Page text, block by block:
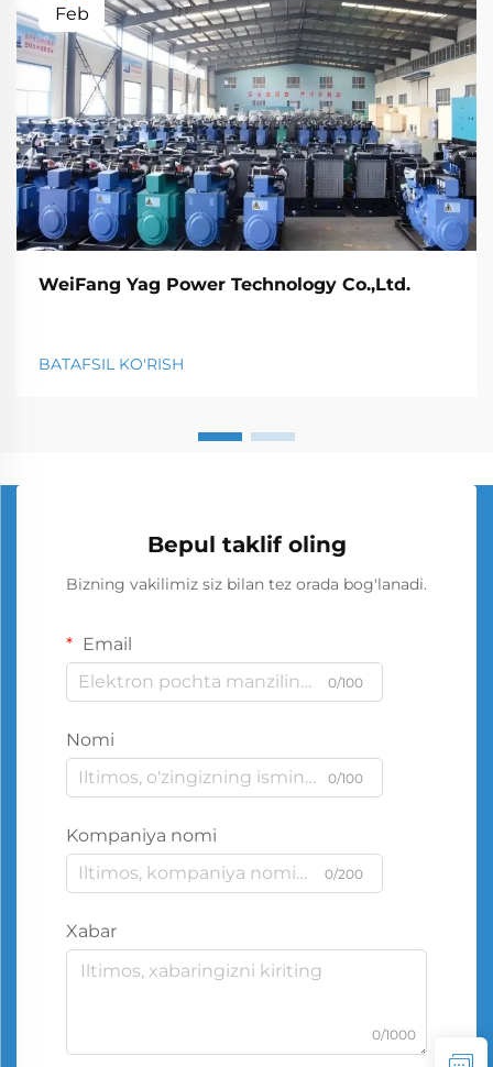
Feb
WeiFang Yag Power Technology Co.,Ltd.
BATAFSIL KO'RISH
Bepul taklif oling
Bizning vakilimiz siz bilan tez orada bog'lanadi.
Email
0/100
Nomi
0/100
Kompaniya nomi
0/200
Xabar
0/1000